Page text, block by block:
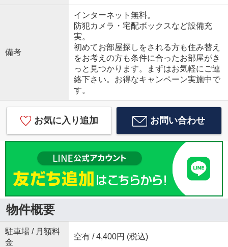
備考
インターネット無料。
防犯カメラ・宅配ボックスなど設備充
実。
初めてお部屋探しをされる方も住み替え
をお考えの方も条件に合ったお部屋がき
っと見つかります。まずはお気軽にご連
絡下さい。お得なキャンペーン実施中で
す。
お気に入り追加 お問い合わせ
物件概要
駐車場 / 月額料
金
空有 / 4,400円 (税込)